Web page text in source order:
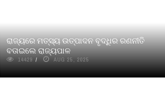
ରାଜ୍ୟରେ ମତ୍ସ୍ୟ ଉତ୍ପାଦନ ବୃଦ୍ଧିର ରଣନୀତି
ବତାଇଲେ ରାଜ୍ୟପାଳ
14429 AUG 25, 2025